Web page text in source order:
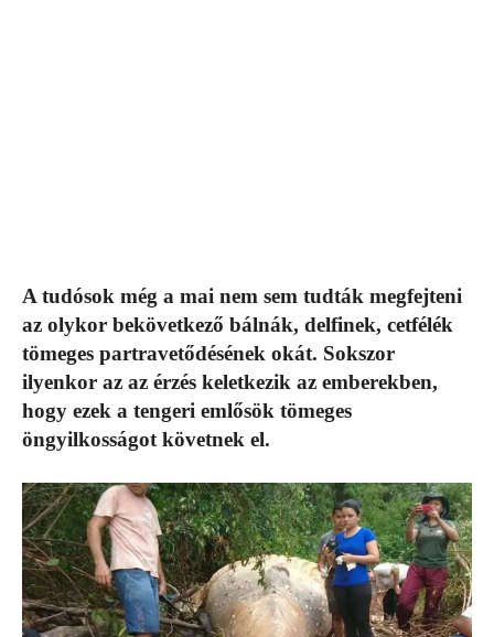
A tudósok még a mai nem sem tudták megfejteni
az olykor bekövetkező bálnák, delfinek, cetfélék
tömeges partravetődésének okát. Sokszor
ilyenkor az az érzés keletkezik az emberekben,
hogy ezek a tengeri emlősök tömeges
öngyilkosságot követnek el.